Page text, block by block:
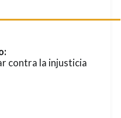
contra la injusticia